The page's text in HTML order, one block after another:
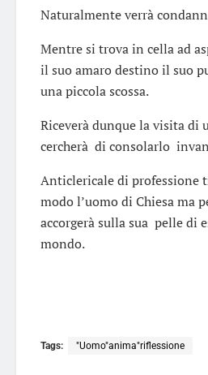
Naturalmente verrà
Mentre si trova in cella ad
il suo amaro destino il suo
una piccola scossa.
Riceverà dunque la visita di
cercherà di consolarlo
Anticlericale di professione
modo l’uomo di Chiesa ma
accorgerà sulla sua pelle di
mondo.
Tags: "Uomo"anima"riflessione